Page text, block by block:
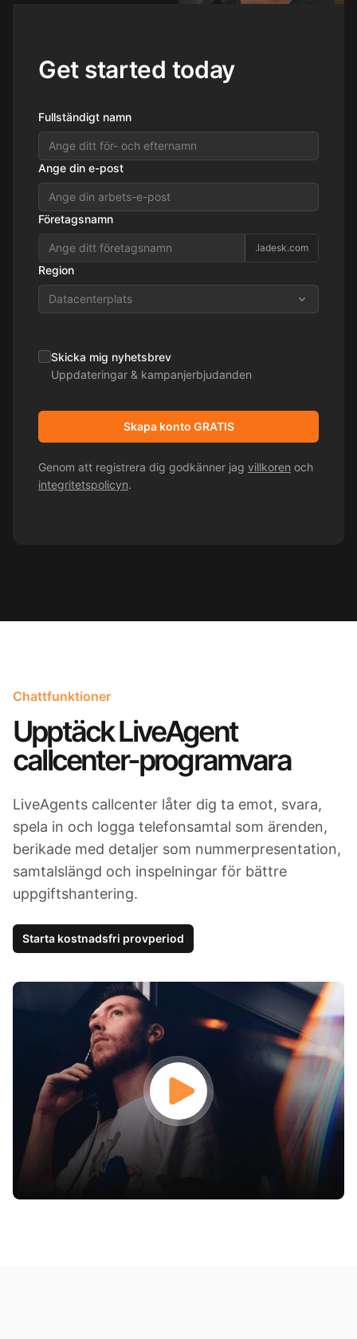
Get started today
Fullständigt namn
Ange din e-post
Företagsnamn
.ladesk.com
Region
Datacenterplats
Skicka mig nyhetsbrev
Uppdateringar & kampanjerbjudanden
Skapa konto GRATIS
Genom att registrera dig godkänner jag villkoren och
integritetspolicyn.
Chattfunktioner
Upptäck LiveAgent
callcenter-programvara
LiveAgents callcenter låter dig ta emot, svara,
spela in och logga telefonsamtal som ärenden,
berikade med detaljer som nummerpresentation,
samtalslängd och inspelningar för bättre
uppgiftshantering.
Starta kostnadsfri provperiod